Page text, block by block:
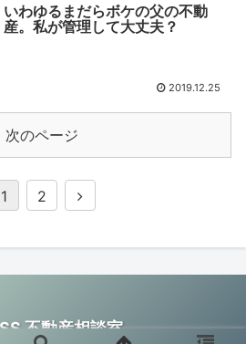
いわゆるまだらボケの父の不動
産。私が管理して大丈夫？
2019.12.25
次のページ
1 2
不動産相談室